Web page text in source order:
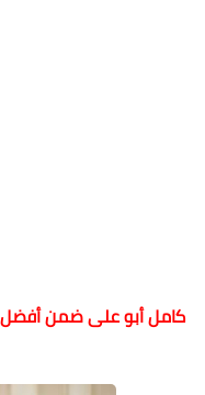
كامل أبو على ضمن أفضل